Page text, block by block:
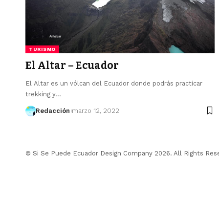
TURISMO
El Altar – Ecuador
El Altar es un vólcan del Ecuador donde podrás practicar
trekking y…
Redacción marzo 12, 2022
© Si Se Puede Ecuador Design Company 2026. All Rights